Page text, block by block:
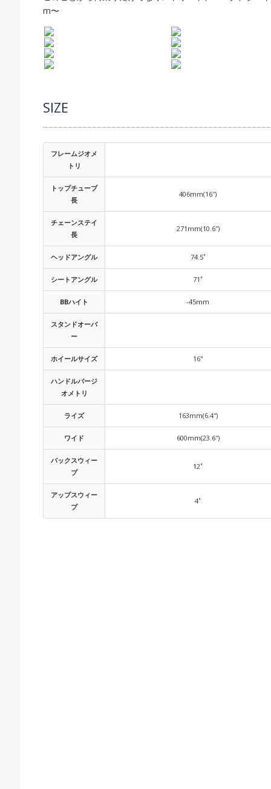
m〜
SIZE
フレームジオメ
トリ
トップチューブ
長
406mm(16″)
チェーンステイ
長
271mm(10.6″)
ヘッドアングル 74.5˚
シートアングル 71˚
BBハイト -45mm
スタンドオーバ
ー
ホイールサイズ 16"
ハンドルバージ
オメトリ
ライズ 163mm(6.4″)
ワイド 600mm(23.6″)
バックスウィー
プ
12˚
アップスウィー
プ
4˚